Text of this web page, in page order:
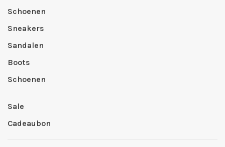
Schoenen
Sneakers
Sandalen
Boots
Schoenen
Sale
Cadeaubon